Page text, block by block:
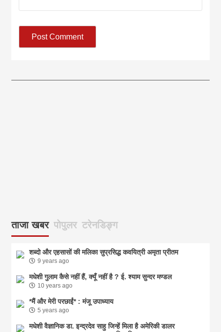
ताजा खबर पोपुलर टरेनडिङ्ग
शब्दो और एहसासों की मलिका सुप्रसिद्ध कवयित्री अमृता प्रीतम
9 years ago
मधेशी गुलाम कैसे नहीं हैं, क्यूँ नहीं है ? ई. श्याम सुन्दर मण्डल
10 years ago
*मैं और मेरी परछाईं* : मंजू उपाध्याय
5 years ago
मधेशी वैज्ञानिक डा. इन्द्रदेव साहु जिन्हें मिला है अमेरिकी डालर